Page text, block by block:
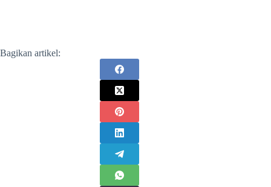
Bagikan artikel: